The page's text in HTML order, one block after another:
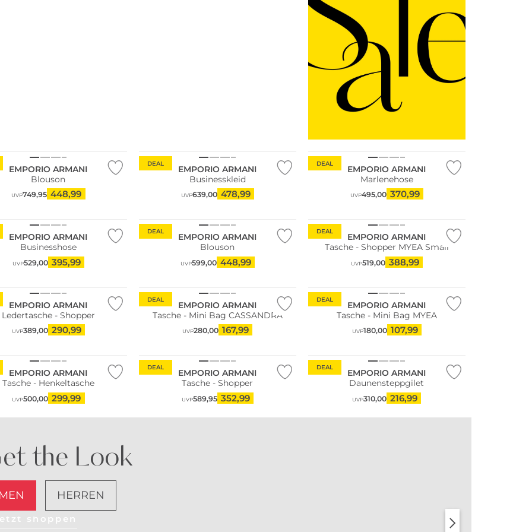
EMPORIO ARMANI
Blouson
UVP749,95 448,99
DEAL
EMPORIO ARMANI
Businesskleid
UVP639,00 478,99
DEAL
EMPORIO ARMANI
Marlenehose
UVP495,00 370,99
EMPORIO ARMANI
Businesshose
UVP529,00 395,99
DEAL
EMPORIO ARMANI
Blouson
UVP599,00 448,99
DEAL
EMPORIO ARMANI
Tasche - Shopper MYEA Small
UVP519,00 388,99
EMPORIO ARMANI
Ledertasche - Shopper
UVP389,00 290,99
DEAL
EMPORIO ARMANI
Tasche - Mini Bag CASSANDRA
UVP280,00 167,99
DEAL
EMPORIO ARMANI
Tasche - Mini Bag MYEA
UVP180,00 107,99
EMPORIO ARMANI
Tasche - Henkeltasche
UVP500,00 299,99
DEAL
EMPORIO ARMANI
Tasche - Shopper
UVP589,95 352,99
DEAL
EMPORIO ARMANI
Daunensteppgilet
UVP310,00 216,99
the Look
HERREN
shoppen